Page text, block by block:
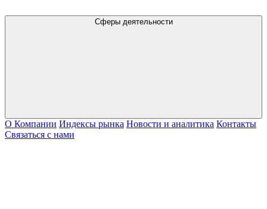
Сферы деятельности
О Компании Индексы рынка Новости и аналитика Контакты
Связаться с нами